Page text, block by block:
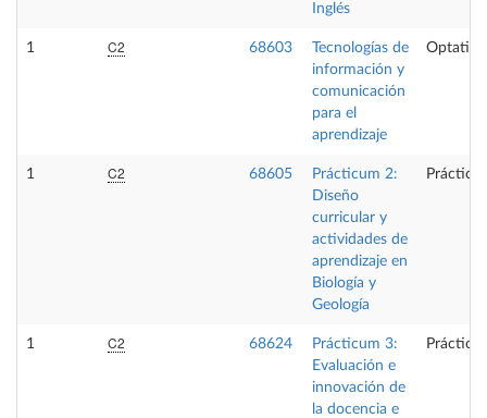
Inglés
1 C2 68603
Tecnologías de
información y
comunicación
para el
aprendizaje
Optativa
1 C2 68605
Prácticum 2:
Diseño
curricular y
actividades de
aprendizaje en
Biología y
Geología
1 C2 68624
Prácticum 3:
Evaluación e
innovación de
la docencia e